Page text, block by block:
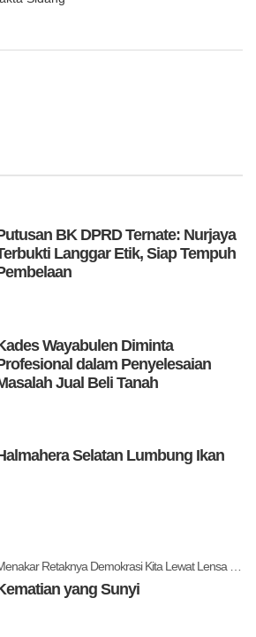
BK DPRD Ternate: Nurjaya
Langgar Etik, Siap Tempuh
Wayabulen Diminta
dalam Penyelesaian
Jual Beli Tanah
Selatan Lumbung Ikan
yang Sunyi